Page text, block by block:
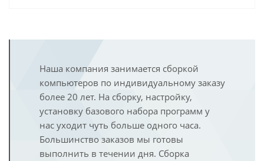
Наша компания занимается сборкой
компьютеров по индивидуальному заказу
более 20 лет. На сборку, настройку,
установку базового набора программ у
нас уходит чуть больше одного часа.
Большинство заказов мы готовы
выполнить в течении дня. Сборка